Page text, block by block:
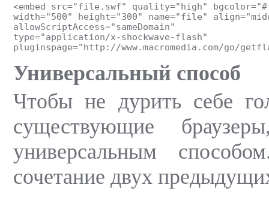
<embed src="file.swf" quality="high"
width="500" height="300" name="file"
allowScriptAccess="sameDomain"
type="application/x-shockwave-flash"
pluginspage="http://www.macromedia.com/go/
Универсальный способ
Чтобы не дурить себе
существующие
универсальным
сочетание двух